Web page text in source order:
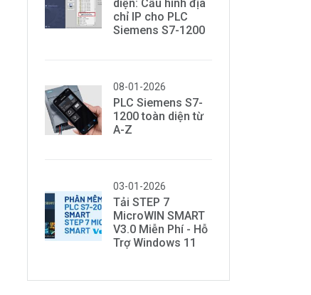
diện: Cấu hình địa
chỉ IP cho PLC
Siemens S7-1200
08-01-2026
PLC Siemens S7-
1200 toàn diện từ
A-Z
03-01-2026
Tải STEP 7
MicroWIN SMART
V3.0 Miễn Phí - Hỗ
Trợ Windows 11